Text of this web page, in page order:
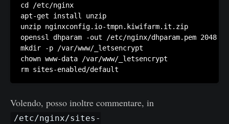
cd /etc/nginx
apt-get install unzip
unzip nginxconfig.io-tmpn.kiwifarm.it.zip
openssl dhparam -out /etc/nginx/dhparam.pem 2048
mkdir -p /var/www/_letsencrypt
chown www-data /var/www/_letsencrypt
Volendo, posso inoltre commentare, in
/etc/nginx/sites-